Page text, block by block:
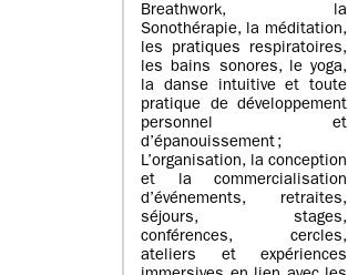
Breathwork, la
Sonothérapie, la méditation,
les pratiques respiratoires,
les bains sonores, le yoga,
la danse intuitive et toute
pratique de développement
personnel et
d’épanouissement ;
L’organisation, la conception
et la commercialisation
d’événements, retraites,
séjours, stages,
conférences, cercles,
ateliers et expériences